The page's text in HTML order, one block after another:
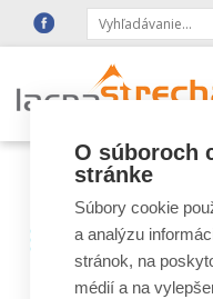
Lacná strecha|Strešné
doplnky
O súboroch
stránke
Súbory cookie
a analýzu
stránok, na
médií a na